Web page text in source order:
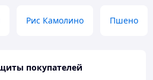
Рис Камолино Пшено
покупателей